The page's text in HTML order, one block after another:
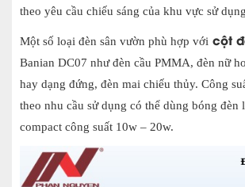
theo yêu cầu chiếu sáng của khu vực sử
Một số loại đèn sân vườn phù hợp với cột
Banian DC07 như đèn cầu PMMA, đèn nữ
hay dạng đứng, đèn mai chiếu thủy. Công
theo nhu cầu sử dụng có thể dùng bóng đèn
compact công suất 10w – 20w.